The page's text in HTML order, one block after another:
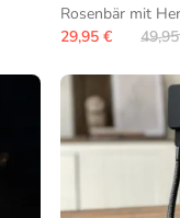
Rosenbär mit
29,95 €